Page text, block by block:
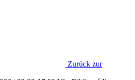
Zurück zur